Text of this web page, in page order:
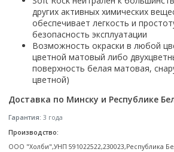
Комплектующие для ванн
Каркас
Ножки
Экраны под ванну
Гидромассажные системы
Wirpool
Недорогие
Дорогие
Уцененные
Недорогие по акции
Смотреть все
Топ брендов
Welt-wasser
Форма
Прямоугольные
Закругленная
Комплектующие для унитазов
Гофры
Канализационный выпуск
Патрубки
Сиденья
Смотреть все
С отверстием под смеситель
С пьедесталом
С полупьедесталом
Исполнение
Для дачи
Для ванной
Смотреть все
Италия
Россия
Смотреть все
Размер
40 см
50 см
Смотреть все
Страна производитель
Германия
Польша
Сербия
Чехия
Смотреть все
Страна производитель
Германия
Испания
Италия
Польша
Смотреть все
Чистящие средства
Grass
Страна производитель
Великобритания
Германия
Италия
Китай
Смотреть все
Пылесосы
Электровеники,
Стеклоочистители
Мойки высокого давления
Пароочистители
других активных химических
обеспечивает легкость и
безопасность эксплуатации
Возможность окраски в любой
цветной матовый либо
поверхность белая матовая,
цветной)
Доставка по Минску и Республике
Гарантия: 3 года
Производство:
ООО "Холби",УНП 591022522,230023,Республика